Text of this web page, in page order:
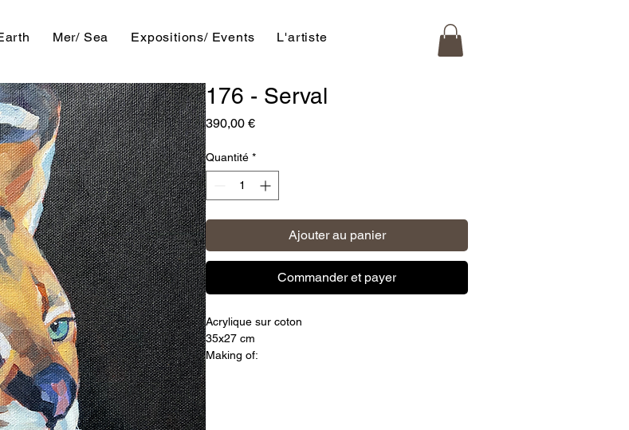
Mer/ Sea Expositions/ Events L'artiste
176 - Serval
390,00 €Prix
Quantité *
Ajouter au panier
Commander et payer
Acrylique sur coton
35x27 cm
Making of: